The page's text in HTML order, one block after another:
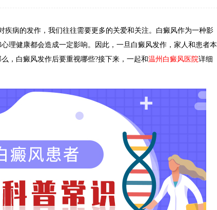
疾病的发作，我们往往需要更多的关爱和关注。白癜风作为一种影
理健康都会造成一定影响。因此，一旦白癜风发作，家人和患者本
，白癜风发作后要重视哪些?接下来，一起和温州白癜风医院详细